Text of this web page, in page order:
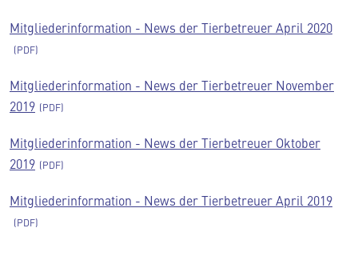
Mitgliederinformation - News der Tierbetreuer April 2020
Mitgliederinformation - News der Tierbetreuer November
2019
Mitgliederinformation - News der Tierbetreuer Oktober
2019
Mitgliederinformation - News der Tierbetreuer April 2019